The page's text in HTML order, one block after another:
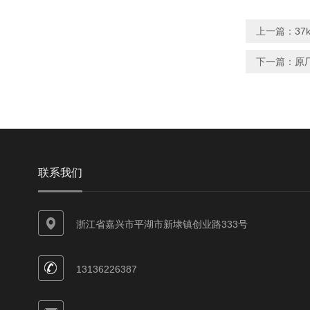
上一篇：
下一篇： 原
联系我们
浙江省嘉兴市平湖市新埭镇创业路333号
13136226387